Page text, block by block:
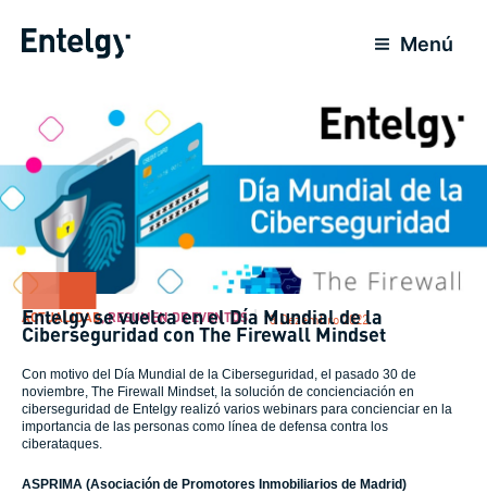
para
Menú
ACTUALIDAD,RESUMEN DE EVENTOS 13 Dezembro 2022
Entelgy se vuelca en el Día Mundial de la
Ciberseguridad con The Firewall Mindset
Con motivo del Día Mundial de la Ciberseguridad, el pasado 30 de
noviembre, The Firewall Mindset, la solución de concienciación en
ciberseguridad de Entelgy realizó varios webinars para concienciar en la
importancia de las personas como línea de defensa contra los
ciberataques.
ASPRIMA (Asociación de Promotores Inmobiliarios de Madrid)